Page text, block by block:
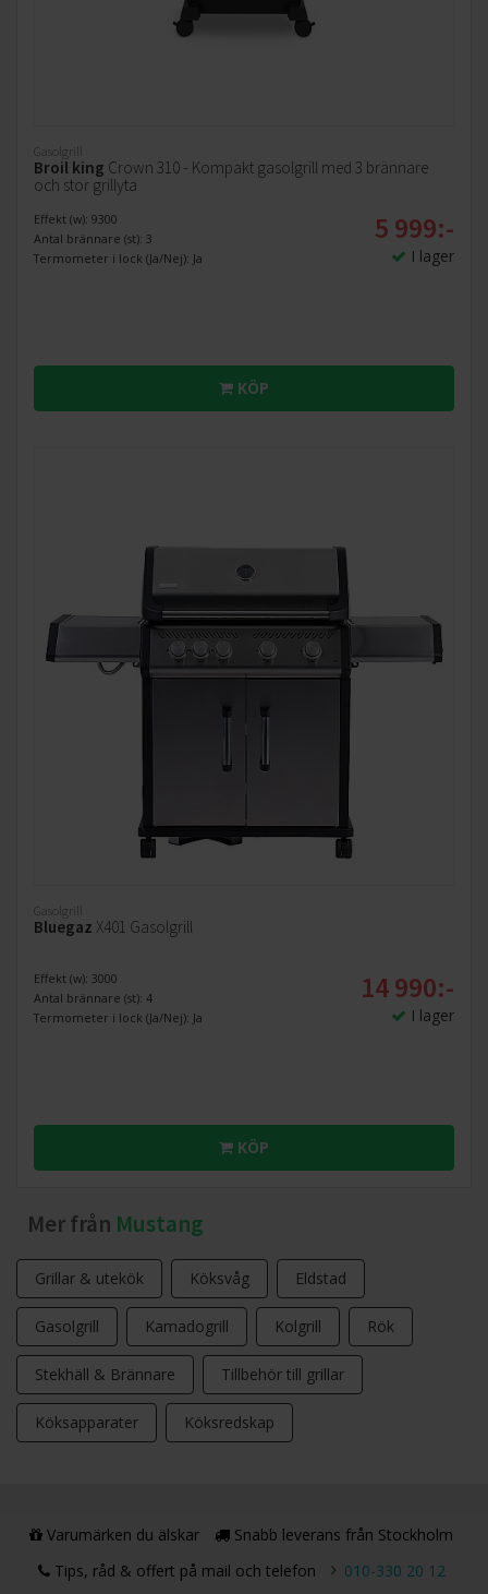
Gasolgrill
Broil king Crown 310 - Kompakt gasolgrill med 3 brännare
och stor grillyta
Effekt (w): 9300
Antal brännare (st): 3
Termometer i lock (Ja/Nej): Ja
5 999:-
I lager
KÖP
Gasolgrill
Bluegaz X401 Gasolgrill
Effekt (w): 3000
Antal brännare (st): 4
Termometer i lock (Ja/Nej): Ja
14 990:-
I lager
KÖP
Mer från Mustang
Grillar & utekök Köksvåg Eldstad
Gasolgrill Kamadogrill Kolgrill Rök
Stekhäll & Brännare Tillbehör till grillar
Köksapparater Köksredskap
Varumärken du älskar
Snabb leverans från Stockholm
Tips, råd & offert på mail och telefon
010-330 20 12